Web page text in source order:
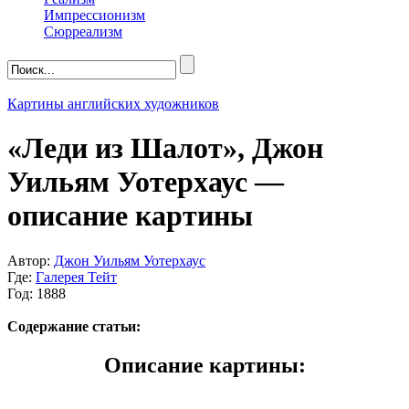
Импрессионизм
Сюрреализм
Картины английских художников
«Леди из Шалот», Джон
Уильям Уотерхаус —
описание картины
Автор: Джон Уильям Уотерхаус
Где: Галерея Тейт
Год: 1888
Содержание статьи:
Описание картины: